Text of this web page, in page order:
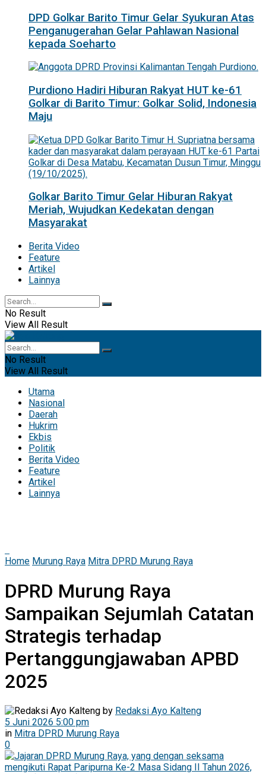
DPD Golkar Barito Timur Gelar Syukuran Atas
Penganugerahan Gelar Pahlawan Nasional
kepada Soeharto
Purdiono Hadiri Hiburan Rakyat HUT ke-61
Golkar di Barito Timur: Golkar Solid, Indonesia
Maju
Golkar Barito Timur Gelar Hiburan Rakyat
Meriah, Wujudkan Kedekatan dengan
Masyarakat
Berita Video
Feature
Artikel
Lainnya
No Result
View All Result
No Result
View All Result
Utama
Nasional
Daerah
Hukrim
Ekbis
Politik
Berita Video
Feature
Artikel
Lainnya
Home Murung Raya Mitra DPRD Murung Raya
DPRD Murung Raya
Sampaikan Sejumlah Catatan
Strategis terhadap
Pertanggungjawaban APBD
2025
by Redaksi Ayo Kalteng
5 Juni 2026 5:00 pm
in Mitra DPRD Murung Raya
0